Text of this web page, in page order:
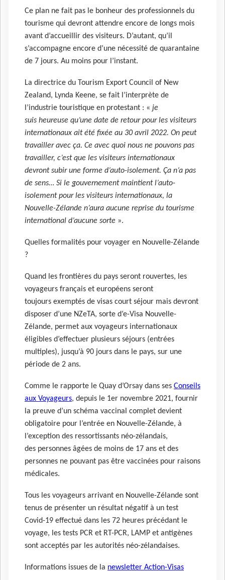
Ce plan ne fait pas le bonheur des professionnels du
tourisme qui devront attendre encore de longs mois
avant d’accueillir des visiteurs. D’autant, qu’il
s’accompagne encore d’une nécessité de quarantaine
de 7 jours. Au moins pour l’instant.
La directrice du Tourism Export Council of New
Zealand, Lynda Keene, se fait l’interprète de
l’industrie touristique en protestant : « je
suis heureuse qu’une date de retour pour les visiteurs
internationaux ait été fixée au 30 avril 2022. On peut
travailler avec ça. Ce avec quoi nous ne pouvons pas
travailler, c’est que les visiteurs internationaux
devront subir une forme d’auto-isolement. Ça n’a pas
de sens… Si le gouvernement maintient l’auto-
isolement pour les visiteurs internationaux, la
Nouvelle-Zélande n’aura aucune reprise du tourisme
international d’aucune sorte ».
Quelles formalités pour voyager en Nouvelle-Zélande
?
Quand les frontières du pays seront rouvertes, les
voyageurs français et européens seront
toujours exemptés de visas court séjour mais devront
disposer d’une NZeTA, sorte d’e-Visa Nouvelle-
Zélande, permet aux voyageurs internationaux
éligibles d’effectuer plusieurs séjours (entrées
multiples), jusqu’à 90 jours dans le pays, sur une
période de 2 ans.
Comme le rapporte le Quay d’Orsay dans ses Conseils
aux Voyageurs, depuis le 1er novembre 2021, fournir
la preuve d’un schéma vaccinal complet devient
obligatoire pour l’entrée en Nouvelle-Zélande, à
l’exception des ressortissants néo-zélandais,
des personnes âgées de moins de 17 ans et des
personnes ne pouvant pas être vaccinées pour raisons
médicales.
Tous les voyageurs arrivant en Nouvelle-Zélande sont
tenus de présenter un résultat négatif à un test
Covid-19 effectué dans les 72 heures précédant le
voyage, les tests PCR et RT-PCR, LAMP et antigènes
sont acceptés par les autorités néo-zélandaises.
Informations issues de la newsletter Action-Visas